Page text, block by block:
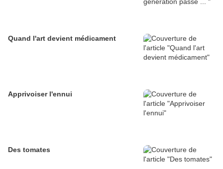
Quand l'art devient médicament
Apprivoiser l'ennui
Des tomates